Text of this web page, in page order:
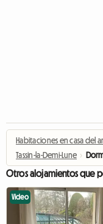
Habitaciones en casa del
Tassin-la-Demi-Lune ›
Otros alojamientos que
Video